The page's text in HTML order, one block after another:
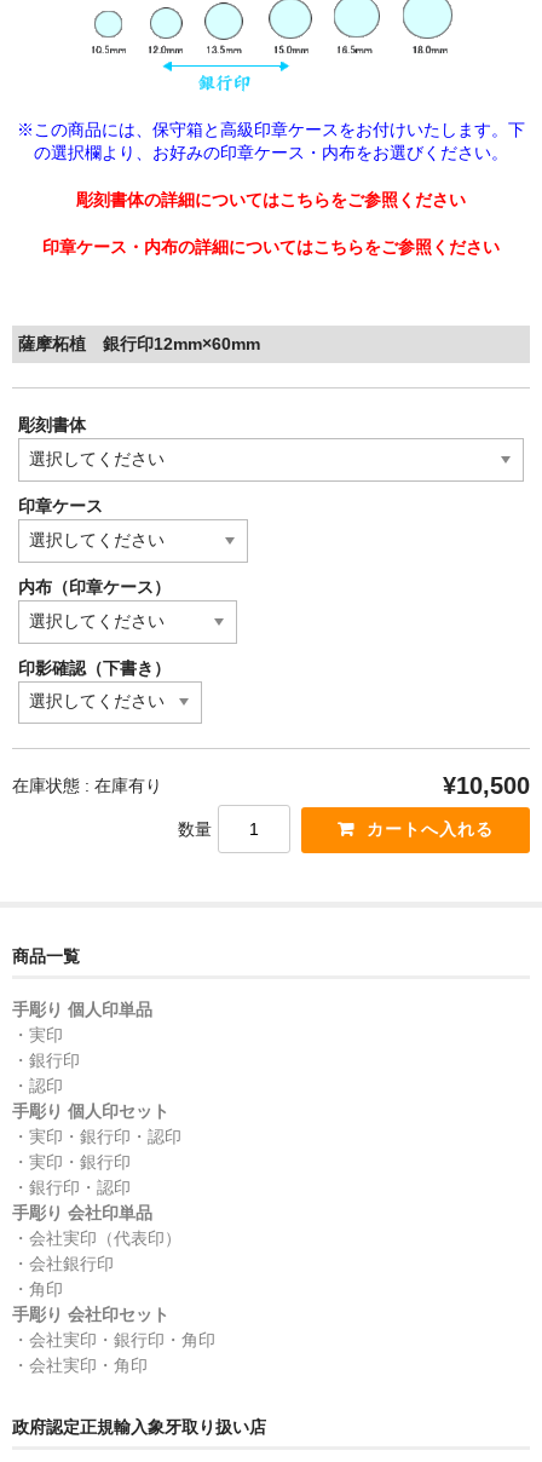
※この商品には、保守箱と高級印章ケースをお付けいたします。下
の選択欄より、 お好みの印章ケース・内布をお選びください。
彫刻書体の詳細についてはこちらをご参照ください
印章ケース・内布の詳細についてはこちらをご参照ください
薩摩柘植 銀行印12mm×60mm
彫刻書体
印章ケース
内布（印章ケース）
印影確認（下書き）
在庫状態 : 在庫有り ¥10,500
数量
商品一覧
手彫り 個人印単品
・実印
・銀行印
・認印
手彫り 個人印セット
・実印・銀行印・認印
・実印・銀行印
・銀行印・認印
手彫り 会社印単品
・会社実印（代表印）
・会社銀行印
・角印
手彫り 会社印セット
・会社実印・銀行印・角印
・会社実印・角印
政府認定正規輸入象牙取り扱い店